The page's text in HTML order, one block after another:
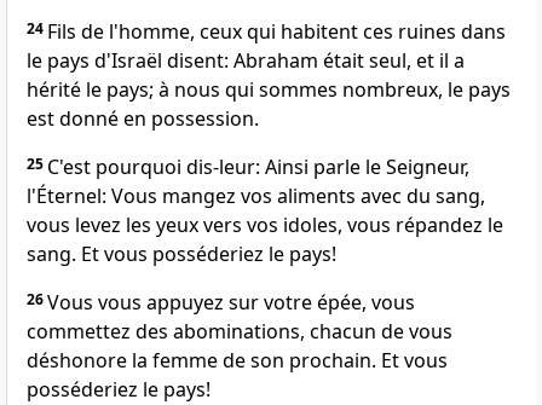
24 Fils de l'homme, ceux qui habitent ces ruines dans
le pays d'Israël disent: Abraham était seul, et il a
hérité le pays; à nous qui sommes nombreux, le pays
est donné en possession.
25 C'est pourquoi dis-leur: Ainsi parle le Seigneur,
l'Éternel: Vous mangez vos aliments avec du sang,
vous levez les yeux vers vos idoles, vous répandez le
sang. Et vous posséderiez le pays!
26Vous vous appuyez sur votre épée, vous
commettez des abominations, chacun de vous
déshonore la femme de son prochain. Et vous
posséderiez le pays!